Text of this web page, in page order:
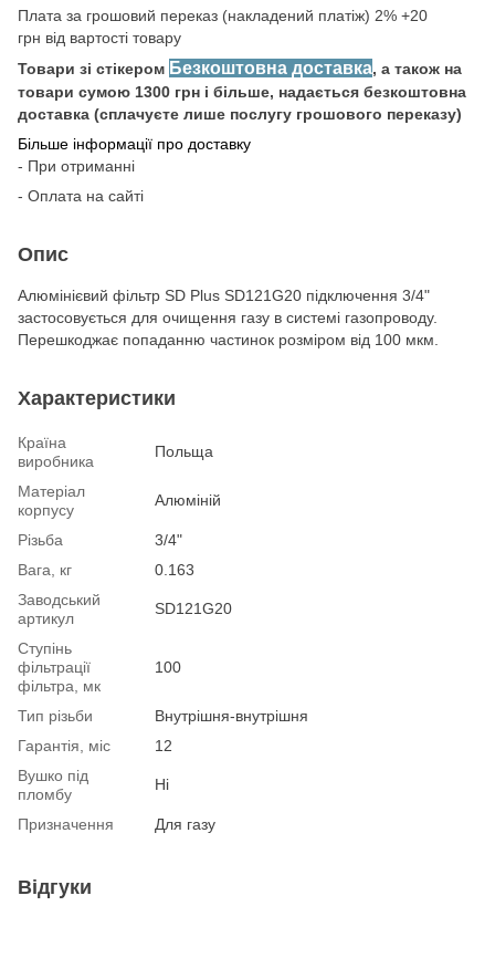
Плата за грошовий переказ (накладений платіж) 2% +20
грн від вартості товару
Товари зі стікером Безкоштовна доставка, а також на
товари сумою 1300 грн і більше, надається безкоштовна
доставка (сплачуєте лише послугу грошового переказу)
Більше інформації про доставку
- При отриманні
- Оплата на сайті
Опис
Алюмінієвий фільтр SD Plus SD121G20 підключення 3/4"
застосовується для очищення газу в системі газопроводу.
Перешкоджає попаданню частинок розміром від 100 мкм.
Характеристики
Країна
виробника
Польща
Матеріал
корпусу
Алюміній
Різьба
3/4"
Вага, кг
0.163
Заводський
артикул
SD121G20
Ступінь
фільтрації
фільтра, мк
100
Тип різьби
Внутрішня-внутрішня
Гарантія, міс
12
Вушко під
пломбу
Ні
Призначення Для газу
Відгуки